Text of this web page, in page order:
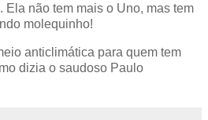
não tem mais o Uno, mas tem
molequinho!
anticlimática para quem tem
dizia o saudoso Paulo